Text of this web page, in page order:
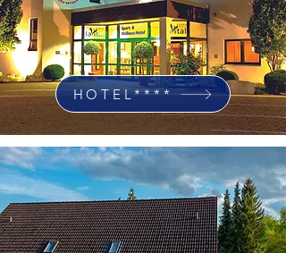
HOTEL****